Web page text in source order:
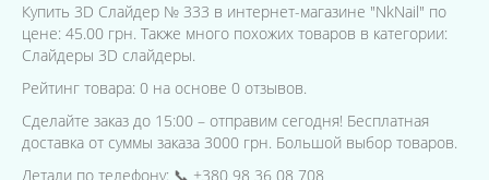
Купить 3D Слайдер № 333 в интернет-магазине "NkNail" по
цене: 45.00 грн. Также много похожих товаров в категории:
Слайдеры 3D слайдеры.
Рейтинг товара: 0 на основе 0 отзывов.
Сделайте заказ до 15:00 – отправим сегодня! Бесплатная
доставка от суммы заказа 3000 грн. Большой выбор товаров.
Детали по телефону: 📞 +380 98 36 08 708